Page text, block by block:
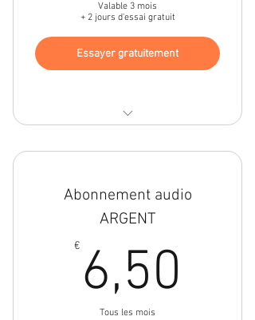
Valable 3 mois
+ 2 jours d'essai gratuit
Essayer gratuitement
Abonnement audio
ARGENT
€ 6,50
Tous les mois